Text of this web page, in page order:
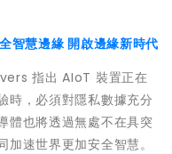
智慧邊緣 開啟邊緣新時代
指出 AIoT 裝置正在
時，必須對隱私數據充分
體也將透過無處不在具突
速世界更加安全智慧。